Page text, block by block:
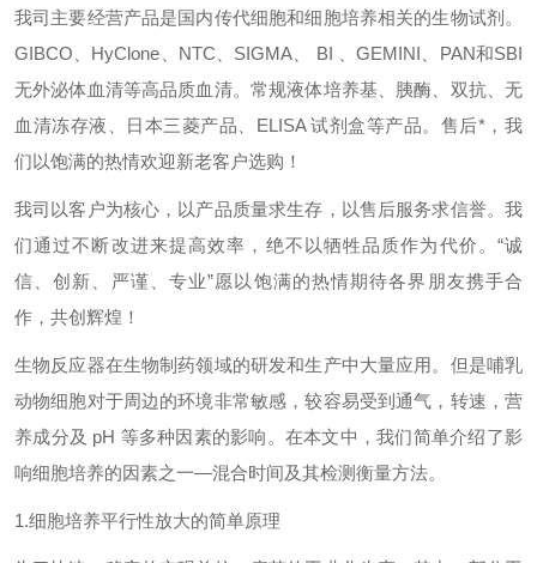
我司主要经营产品是国内传代细胞和细胞培养相关的生物试剂。
GIBCO、HyClone、NTC、SIGMA、 BI 、GEMINI、PAN和SBI
无外泌体血清等高品质血清。常规液体培养基、胰酶、双抗、无
血清冻存液、日本三菱产品、ELISA 试剂盒等产品。售后*，我
们以饱满的热情欢迎新老客户选购！
我司以客户为核心，以产品质量求生存，以售后服务求信誉。我
们通过不断改进来提高效率，绝不以牺牲品质作为代价。“诚
信、创新、严谨、专业”愿以饱满的热情期待各界朋友携手合
作，共创辉煌！
生物反应器在生物制药领域的研发和生产中大量应用。但是哺乳
动物细胞对于周边的环境非常敏感，较容易受到通气，转速，营
养成分及 pH 等多种因素的影响。在本文中，我们简单介绍了影
响细胞培养的因素之一—混合时间及其检测衡量方法。
1.细胞培养平行性放大的简单原理